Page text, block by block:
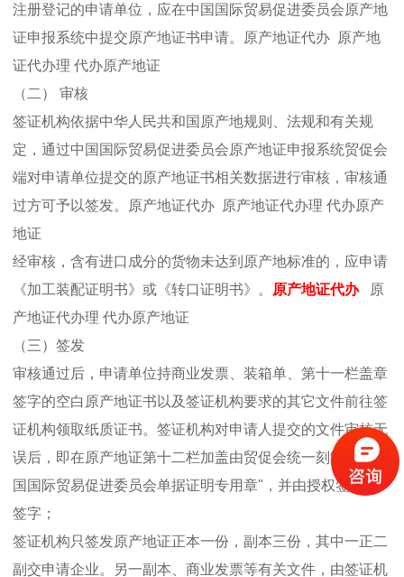
注册登记的申请单位，应在中国国际贸易促进委员会原产地
证申报系统中提交原产地证书申请。原产地证代办 原产地
证代办理 代办原产地证
（二） 审核
签证机构依据中华人民共和国原产地规则、法规和有关规
定，通过中国国际贸易促进委员会原产地证申报系统贸促会
端对申请单位提交的原产地证书相关数据进行审核，审核通
过方可予以签发。原产地证代办 原产地证代办理 代办原产
地证
经审核，含有进口成分的货物未达到原产地标准的，应申请
《加工装配证明书》或《转口证明书》。
原产地证代办
原
产地证代办理 代办原产地证
（三）签发
审核通过后，申请单位持商业发票、装箱单、第十一栏盖章
签字的空白原产地证书以及签证机构要求的其它文件前往签
证机构领取纸质证书。签证机构对申请人提交的文件审核无
误后，即在原产地证第十二栏加盖由贸促会统一刻制的"中
国国际贸易促进委员会单据证明专用章"，并由授权签证员
签字；
签证机构只签发原产地证正本一份，副本三份，其中一正二
副交申请企业。另一副本、商业发票等有关文件，由签证机